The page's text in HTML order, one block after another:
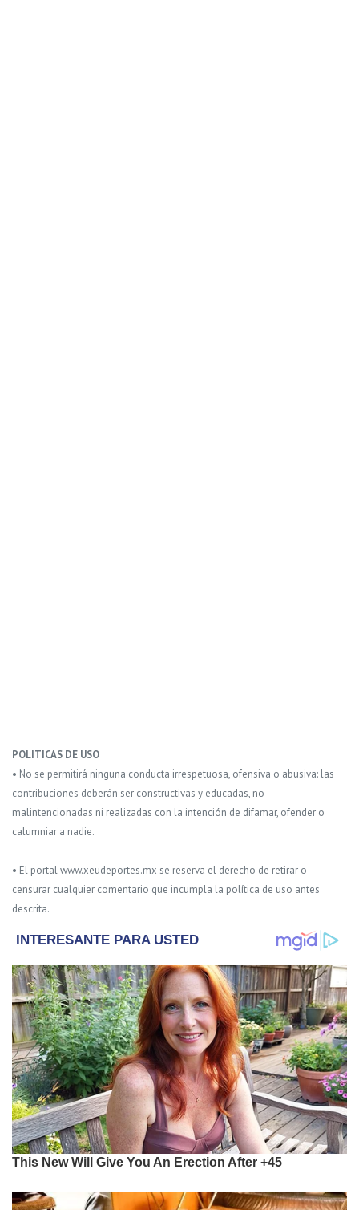
POLITICAS DE USO
• No se permitirá ninguna conducta irrespetuosa, ofensiva o abusiva: las
contribuciones deberán ser constructivas y educadas, no
malintencionadas ni realizadas con la intención de difamar, ofender o
calumniar a nadie.
• El portal www.xeudeportes.mx se reserva el derecho de retirar o
censurar cualquier comentario que incumpla la política de uso antes
descrita.